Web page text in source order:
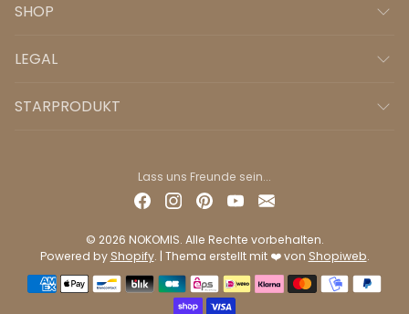
SHOP
LEGAL
STARPRODUKT
Lass uns Freunde sein...
© 2026 NOKOMIS. Alle Rechte vorbehalten.
Powered by Shopify. | Thema erstellt mit ❤️ von Shopiweb.
Zahlungsmethoden